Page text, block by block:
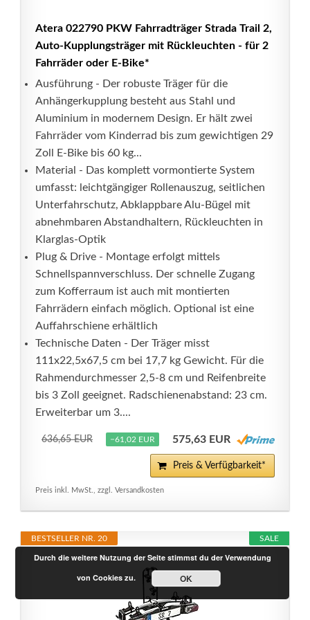
Atera 022790 PKW Fahrradträger Strada Trail 2,
Auto-Kupplungsträger mit Rückleuchten - für 2
Fahrräder oder E-Bike*
Ausführung - Der robuste Träger für die
Anhängerkupplung besteht aus Stahl und
Aluminium in modernem Design. Er hält zwei
Fahrräder vom Kinderrad bis zum gewichtigen 29
Zoll E-Bike bis 60 kg...
Material - Das komplett vormontierte System
umfasst: leichtgängiger Rollenauszug, seitlichen
Unterfahrschutz, Abklappbare Alu-Bügel mit
abnehmbaren Abstandhaltern, Rückleuchten in
Klarglas-Optik
Plug & Drive - Montage erfolgt mittels
Schnellspannverschluss. Der schnelle Zugang
zum Kofferraum ist auch mit montierten
Fahrrädern einfach möglich. Optional ist eine
Auffahrschiene erhältlich
Technische Daten - Der Träger misst
111x22,5x67,5 cm bei 17,7 kg Gewicht. Für die
Rahmendurchmesser 2,5-8 cm und Reifenbreite
bis 3 Zoll geeignet. Radschienenabstand: 23 cm.
Erweiterbar um 3....
636,65 EUR −61,02 EUR 575,63 EUR
Preis & Verfügbarkeit*
Preis inkl. MwSt., zzgl. Versandkosten
SALE
BESTSELLER NR. 20
Durch die weitere Nutzung der Seite stimmst du der Verwendung
von Cookies zu.
OK